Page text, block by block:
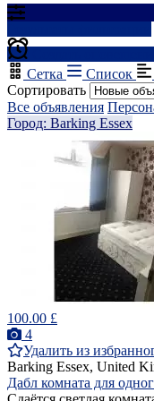
Сетка
Список
Сортировать
Все объявления
Город: Barking Essex
100.00 £
4
Удалить из
Barking Essex, United
Дабл комната для